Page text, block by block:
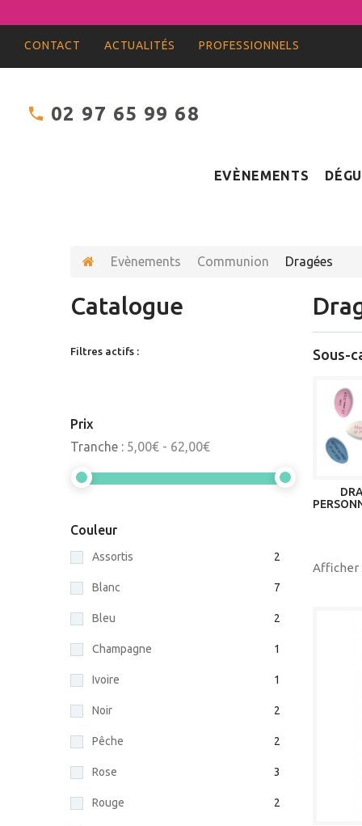
CONTACT ACTUALITÉS PROFESSIONNELS
02 97 65 99 68
EVÈNEMENTS
Evènements Communion Dragées
Sous-
Afficher
Catalogue
Filtres actifs :
Prix
Tranche : 5,00€ - 62,00€
Couleur
Assortis 2
Blanc 7
Bleu 2
Champagne 1
Ivoire 1
Noir 2
Pêche 2
Rose 3
Rouge 2